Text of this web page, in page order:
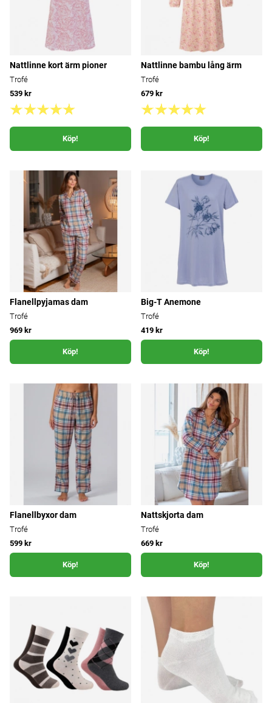
Nattlinne kort ärm pioner
Trofé
539 kr
Köp!
Nattlinne bambu lång ärm
Trofé
679 kr
Köp!
Flanellpyjamas dam
Trofé
969 kr
Köp!
Big-T Anemone
Trofé
419 kr
Köp!
Flanellbyxor dam
Trofé
599 kr
Köp!
Nattskjorta dam
Trofé
669 kr
Köp!